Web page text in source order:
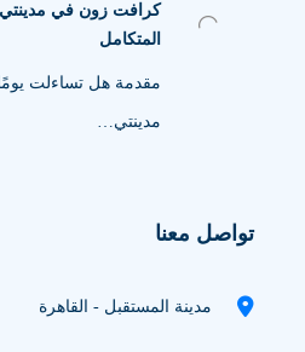
كرافت زون في
المتكامل
مقدمة هل تساءلت
مدينتي…
تواصل معنا
مدينة المستقبل - القاهرة